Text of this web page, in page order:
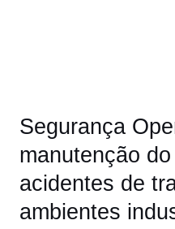
Segurança
manutenção
acidentes de
ambientes
previne
acidentes
trabalho
em